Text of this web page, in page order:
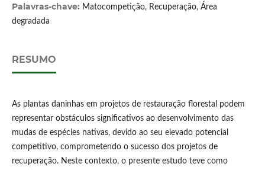
Palavras-chave: Matocompetição, Recuperação, Área
degradada
RESUMO
As plantas daninhas em projetos de restauração florestal podem
representar obstáculos significativos ao desenvolvimento das
mudas de espécies nativas, devido ao seu elevado potencial
competitivo, comprometendo o sucesso dos projetos de
recuperação. Neste contexto, o presente estudo teve como